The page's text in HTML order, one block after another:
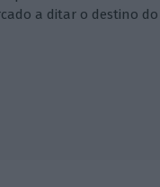
a ditar o destino